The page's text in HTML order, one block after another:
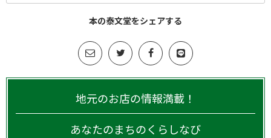
本の泰文堂をシェアする
地元のお店の情報満載！
あなたのまちのくらしなび